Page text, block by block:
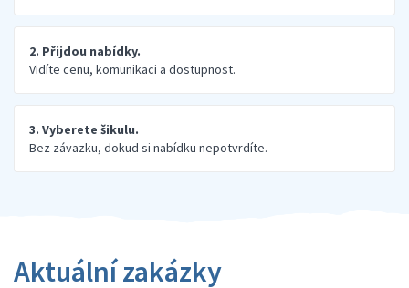
2. Přijdou nabídky.
Vidíte cenu, komunikaci a dostupnost.
3. Vyberete šikulu.
Bez závazku, dokud si nabídku nepotvrdíte.
Aktuální zakázky